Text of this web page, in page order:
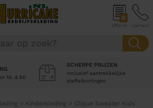
0
offerte contact
NL & BE
SCHERPE PRIJZEN
Inclusief aantrekkelijke
staffelkortingen
> Kinderkleding > Clique Sweater Kids